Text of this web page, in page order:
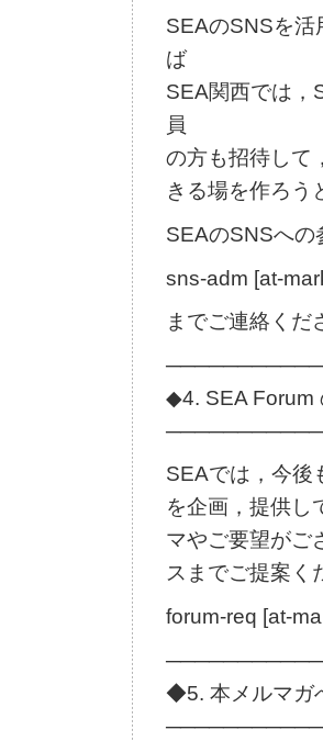
SEAのSNSを活
ば
SEA関西では，
員
の方も招待して
きる場を作ろう
SEAのSNSへの
sns-adm [at-
までご連絡くだ
◆4. SEA Forum
SEAでは，今後
を企画，提供し
マやご要望がご
スまでご提案く
forum-req [at-
◆5. 本メルマガ